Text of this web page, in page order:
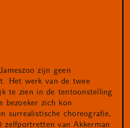
zijn geen
Het werk van de twee
te zien in de tentoonstelling
bezoeker zich kon
surrealistische choreografie,
zelfportretten van Akkerman